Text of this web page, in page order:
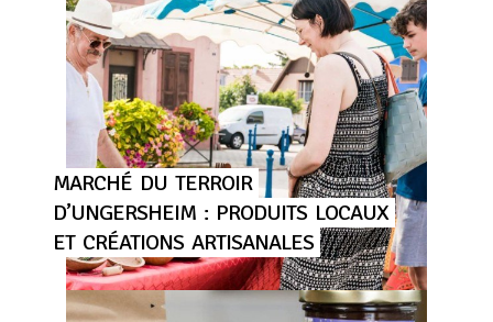
MARCHÉ DU TERROIR
D’UNGERSHEIM : PRODUITS LOCAUX
ET CRÉATIONS ARTISANALES